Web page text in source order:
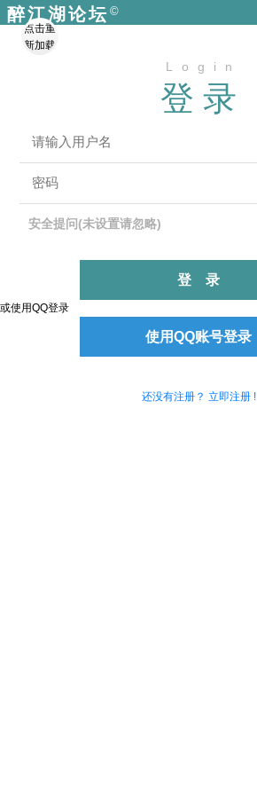
点击重
新加载
醉江湖论坛
©
Login
登录
安全提问(未设置请忽略)
登录
或使用QQ登录
使用QQ账号登录
还没有注册？ 立即注册 !